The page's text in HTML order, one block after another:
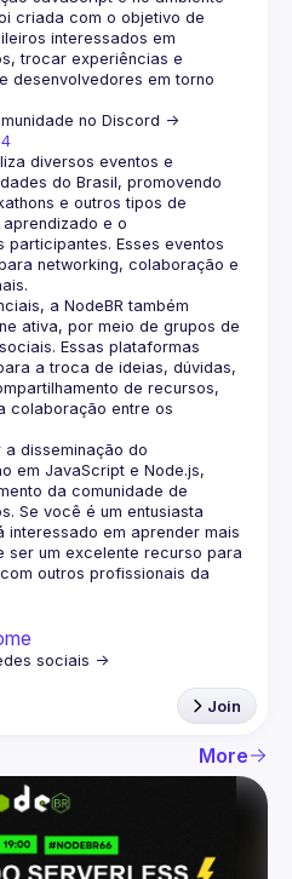
criada com o objetivo de
interessados em
trocar experiências e
desenvolvedores em torno
no Discord ->
diversos eventos e
do Brasil, promovendo
e outros tipos de
e o
Esses eventos
networking, colaboração e
a NodeBR também
ativa, por meio de grupos de
Essas plataformas
a troca de ideias, dúvidas,
de recursos,
colaboração entre os
a disseminação do
em JavaScript e Node.js,
da comunidade de
Se você é um entusiasta
interessado em aprender mais
ser um excelente recurso para
outros profissionais da
Join
More